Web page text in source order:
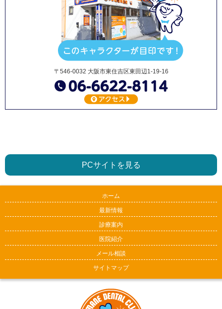
〒546-0032 大阪市東住吉区東田辺1-19-16
PCサイトを見る
ホーム
最新情報
診療案内
医院紹介
メール相談
サイトマップ